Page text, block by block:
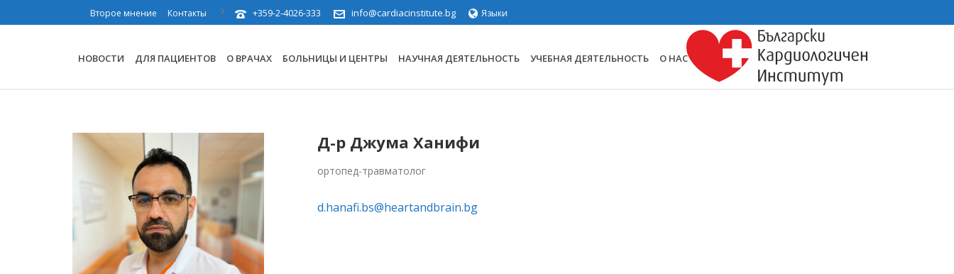
Второе мнение Контакты +359-2-4026-333 info@cardiacinstitute.bg Языки
НОВОСТИ ДЛЯ ПАЦИЕНТОВ О ВРАЧАХ БОЛЬНИЦЫ И ЦЕНТРЫ НАУЧНАЯ ДЕЯТЕЛЬНОСТЬ УЧЕБНАЯ ДЕЯТЕЛЬНОСТЬ О НАС
Д-р Джума Ханифи
ортопед-травматолог
d.hanafi.bs@heartandbrain.bg